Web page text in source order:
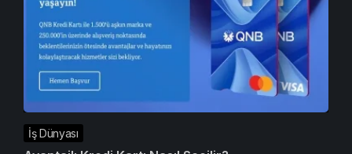
İş Dünyası